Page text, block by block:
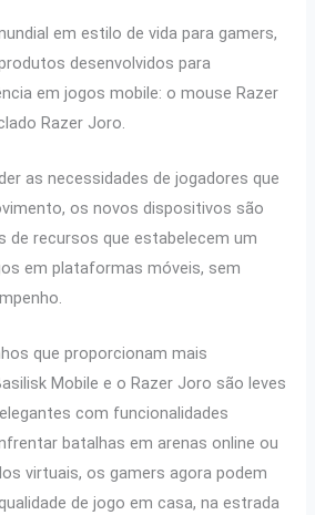
e
gr
a
ail py
Li
n
ar
e
em estilo de vida para gamers,
desenvolvidos para
em jogos mobile: o mouse Razer
Razer Joro.
as necessidades de jogadores que
os novos dispositivos são
de recursos que estabelecem um
em plataformas móveis, sem
que proporcionam mais
Mobile e o Razer Joro são leves
com funcionalidades
batalhas em arenas online ou
virtuais, os gamers agora podem
de jogo em casa, na estrada